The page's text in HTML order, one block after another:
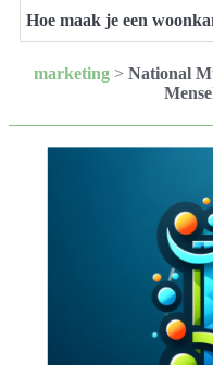
Hoe maak je een
marketing > National